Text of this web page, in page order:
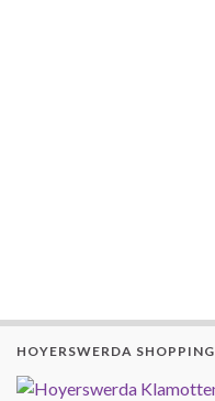
HOYERSWERDA SHOPPING